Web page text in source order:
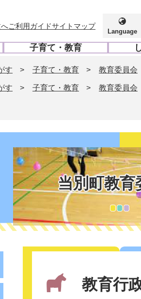
ご利用ガイドサイトマップ
Language
子育て・教育
開
く
く
す > 子育て・教育 > 教育委員会
す > 子育て・教育 > 教育委員会
当別町教育
教育行